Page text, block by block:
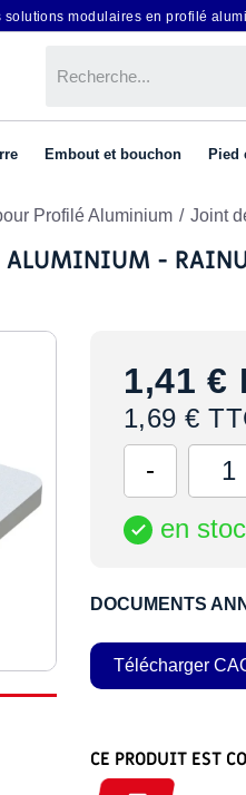
modulaires en profilé
Embout et bouchon Pied
Profilé Aluminium Joint
ALUMINIUM -
1,41 €
1,69 €
 en
DOCUMENTS
Télécharger
CE PRODUIT EST